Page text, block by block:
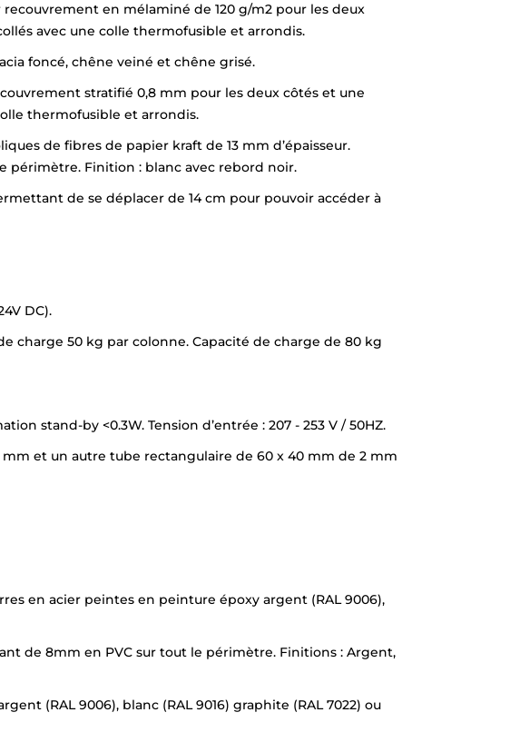
en mélaminé de 120 g/m2 pour les deux
avec une colle thermofusible et arrondis.
foncé, chêne veiné et chêne grisé.
stratifié 0,8 mm pour les deux côtés et une
thermofusible et arrondis.
de fibres de papier kraft de 13 mm d’épaisseur.
périmètre. Finition : blanc avec rebord noir.
de se déplacer de 14 cm pour pouvoir accéder à
DC).
charge 50 kg par colonne. Capacité de charge de 80 kg
stand-by <0.3W. Tension d’entrée : 207 - 253 V / 50HZ.
et un autre tube rectangulaire de 60 x 40 mm de 2 mm
en acier peintes en peinture époxy argent (RAL 9006),
de 8mm en PVC sur tout le périmètre. Finitions : Argent,
(RAL 9006), blanc (RAL 9016) graphite (RAL 7022) ou